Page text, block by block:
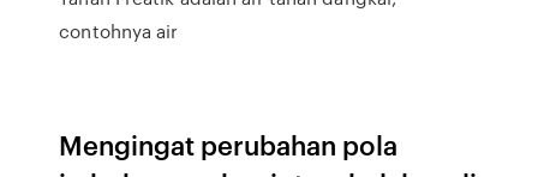
contohnya air
Mengingat perubahan pola